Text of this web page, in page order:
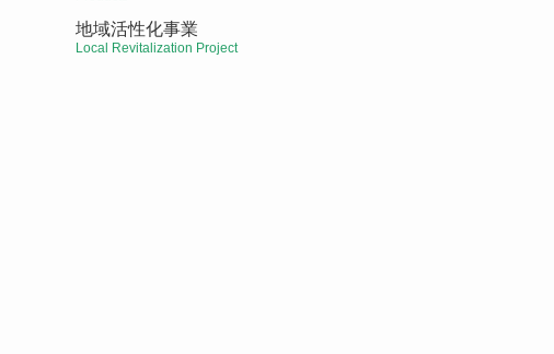
地域活性化事業
Local Revitalization Project